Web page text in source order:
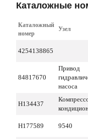
Каталожные
Каталожный
номер
Узел
4254138865
84817670
Привод
насоса
H134437
H177589 9540